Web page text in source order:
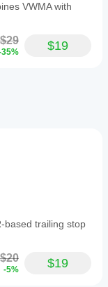
VWMA with
$29
35% $19
based trailing stop
$20
-5% $19